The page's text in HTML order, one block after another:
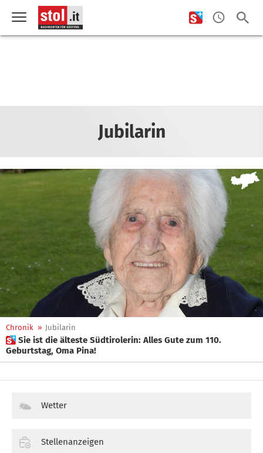
Jubilarin
Chronik » Jubilarin
 Sie ist die älteste Südtirolerin: Alles Gute zum 110.
Geburtstag, Oma Pina!
Wetter
Stellenanzeigen